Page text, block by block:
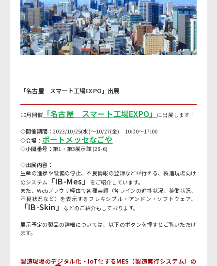
「名古屋 スマート工場EXPO」出展
10月開催 「名古屋 スマート工場EXPO」 に出展します！
◇開催期間：2023/10/25(水)～10/27(金) 10:00～17:00
◇会場： ポートメッセなごや
◇小間番号：第1・第3展示館 (28-6)
◇出展内容：
生産の進捗や設備の停止、不良情報の登録などが行える、製造現場向け
のシステム
「IB-Mes」
をご紹介しています。
また、Webブラウザ経由で各種実績（各ラインの進捗状況、稼働状況、
不良状況など）を表示するフレキシブル・アンドン・ソフトウェア、
「IB-Skin」 などのご紹介もしております。
展示予定の製品の詳細については、以下のボタンを押すとご覧いただけ
ます。
製造現場のデジタル化・IoT化するMES（製造実行システム）の